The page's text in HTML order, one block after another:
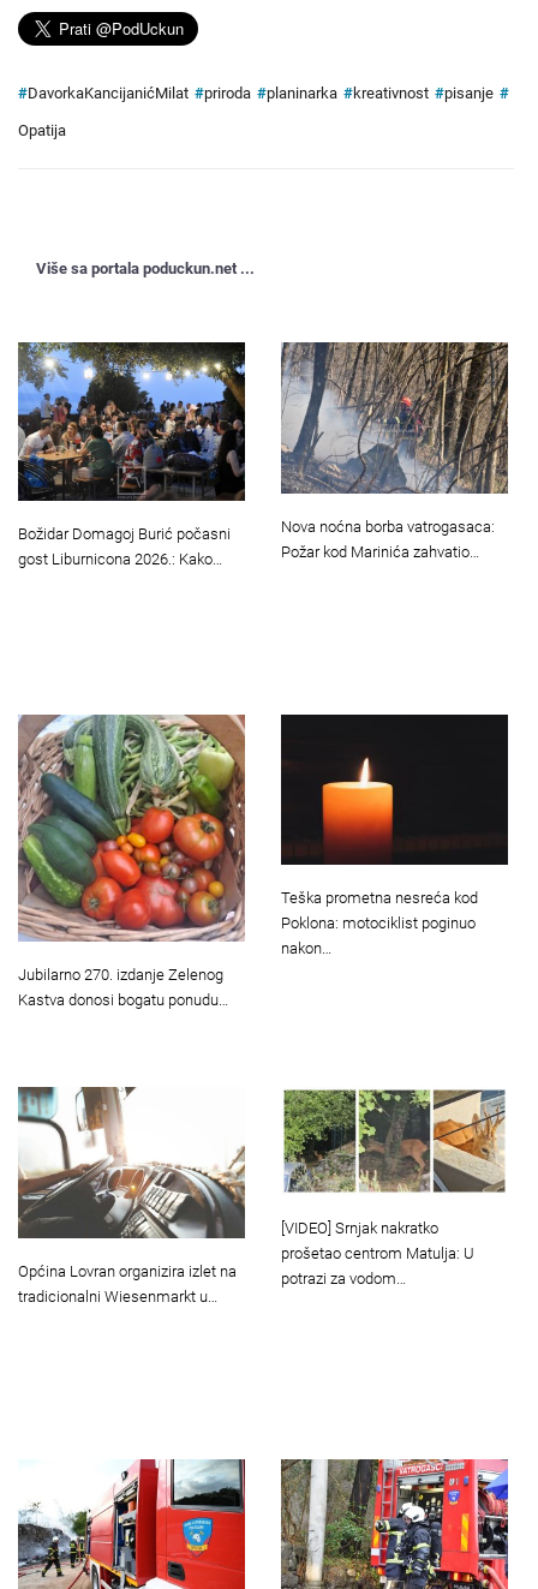
#DavorkaKancijanićMilat #priroda #planinarka #kreativnost #pisanje #
Opatija
Više sa portala poduckun.net ...
Božidar Domagoj Burić počasni
gost Liburnicona 2026.: Kako…
Nova noćna borba vatrogasaca:
Požar kod Marinića zahvatio…
Jubilarno 270. izdanje Zelenog
Kastva donosi bogatu ponudu…
Teška prometna nesreća kod
Poklona: motociklist poginuo
nakon…
Općina Lovran organizira izlet na
tradicionalni Wiesenmarkt u…
[VIDEO] Srnjak nakratko
prošetao centrom Matulja: U
potrazi za vodom…